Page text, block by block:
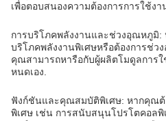
เพื่อตอบสนองความต้องการการใช้ง
การบริโภคพลังงานและช่วงอุณหภูมิ:
บริโภคพลังงานพิเศษหรือต้องการช่ว
คุณสามารถหารือกับผู้ผลิตโมดูลการ
หนดเอง.
ฟังก์ชันและคุณสมบัติพิเศษ: หากคุณ
พิเศษ เช่น การสนับสนุนโปรโตคอลพิ